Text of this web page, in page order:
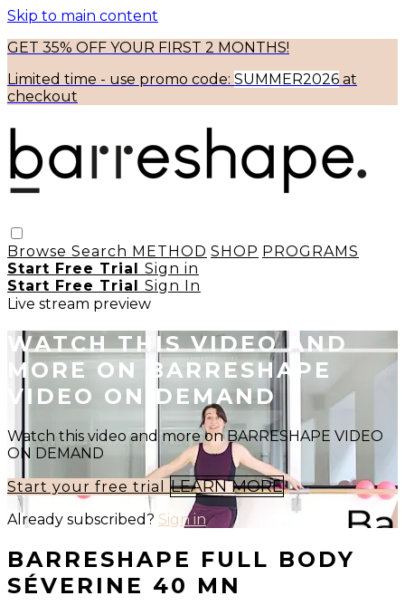
Skip to main content
GET 35% OFF YOUR FIRST 2 MONTHS!
Limited time - use promo code: SUMMER2026 at
checkout
Browse Search METHOD SHOP PROGRAMS
Start Free Trial Sign in
Start Free Trial Sign In
Live stream preview
WATCH THIS VIDEO AND
MORE ON BARRESHAPE
VIDEO ON DEMAND
Watch this video and more on BARRESHAPE VIDEO
ON DEMAND
Start your free trial LEARN MORE
Already subscribed? Sign in
BARRESHAPE FULL BODY
SÉVERINE 40 MN